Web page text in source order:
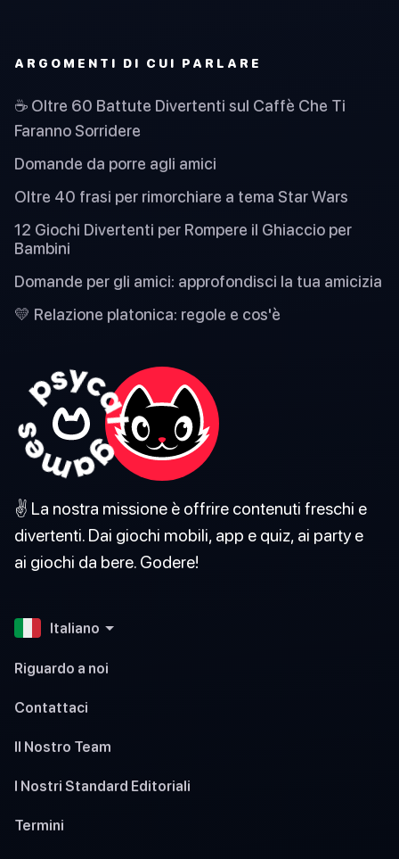
ARGOMENTI DI CUI PARLARE
☕ Oltre 60 Battute Divertenti sul Caffè Che Ti
Faranno Sorridere
Domande da porre agli amici
Oltre 40 frasi per rimorchiare a tema Star Wars
12 Giochi Divertenti per Rompere il Ghiaccio per
Bambini
Domande per gli amici: approfondisci la tua amicizia
💛 Relazione platonica: regole e cos'è
✌️ La nostra missione è offrire contenuti freschi e
divertenti. Dai giochi mobili, app e quiz, ai party e
ai giochi da bere. Godere!
Italiano
Riguardo a noi
Contattaci
Il Nostro Team
I Nostri Standard Editoriali
Termini